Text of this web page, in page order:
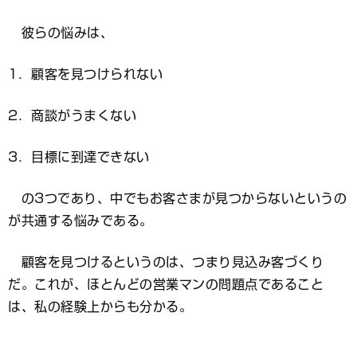
彼らの悩みは、
1．顧客を見つけられない
2．商談がうまくない
3．目標に到達できない
の3つであり、中でもお客さまが見つからないというの
が共通する悩みである。
顧客を見つけるというのは、つまり見込み客づくり
だ。これが、ほとんどの営業マンの問題点であること
は、私の経験上からも分かる。